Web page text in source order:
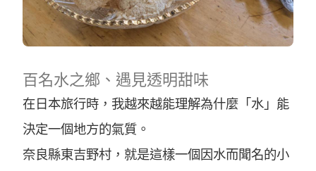
百名水之鄉、遇見透明甜味
在日本旅行時，我越來越能理解為什麼「水」能
決定一個地方的氣質。
奈良縣東吉野村，就是這樣一個因水而聞名的小